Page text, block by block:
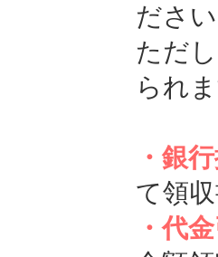
ださい
ただ
られま
・銀
て領
・代